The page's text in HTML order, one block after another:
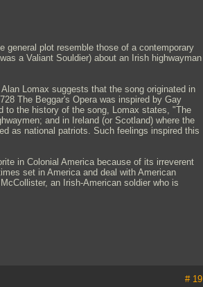
general plot resemble those of a contemporary
a Valiant Souldier) about an Irish highwayman
Lomax suggests that the song originated in
The Beggar's Opera was inspired by Gay
to the history of the song, Lomax states, "The
and in Ireland (or Scotland) where the
as national patriots. Such feelings inspired this
in Colonial America because of its irreverent
set in America and deal with American
an Irish-American soldier who is
# 19